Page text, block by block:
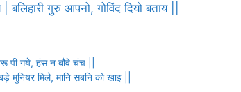
गुरु आपनो, गोविंद दियो बताय ||
पी गये, हंस न बौवे चंच ||
मुनियर मिले, मानि सबनि को खाइ ||